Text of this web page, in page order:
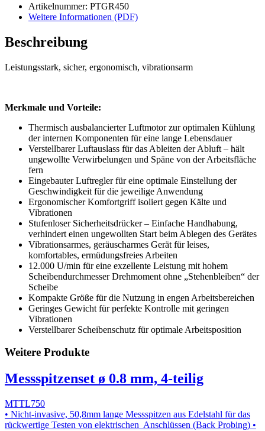
Artikelnummer: PTGR450
Weitere Informationen (PDF)
Beschreibung
Leistungsstark, sicher, ergonomisch, vibrationsarm
Merkmale und Vorteile:
Thermisch ausbalancierter Luftmotor zur optimalen Kühlung
der internen Komponenten für eine lange Lebensdauer
Verstellbarer Luftauslass für das Ableiten der Abluft – hält
ungewollte Verwirbelungen und Späne von der Arbeitsfläche
fern
Eingebauter Luftregler für eine optimale Einstellung der
Geschwindigkeit für die jeweilige Anwendung
Ergonomischer Komfortgriff isoliert gegen Kälte und
Vibrationen
Stufenloser Sicherheitsdrücker – Einfache Handhabung,
verhindert einen ungewollten Start beim Ablegen des Gerätes
Vibrationsarmes, geräuscharmes Gerät für leises,
komfortables, ermüdungsfreies Arbeiten
12.000 U/min für eine exzellente Leistung mit hohem
Scheibendurchmesser Drehmoment ohne „Stehenbleiben“ der
Scheibe
Kompakte Größe für die Nutzung in engen Arbeitsbereichen
Geringes Gewicht für perfekte Kontrolle mit geringen
Vibrationen
Verstellbarer Scheibenschutz für optimale Arbeitsposition
Weitere Produkte
Messspitzenset ø 0.8 mm, 4-teilig
MTTL750
• Nicht-invasive, 50,8mm lange Messspitzen aus Edelstahl für das
rückwertige Testen von elektrischen Anschlüssen (Back Probing) •